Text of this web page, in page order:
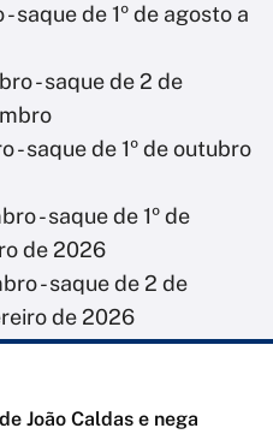
saque de 1º de agosto a
- saque de 2 de
- saque de 1º de outubro
- saque de 1º de
de 2026
- saque de 2 de
de 2026
João Caldas e nega